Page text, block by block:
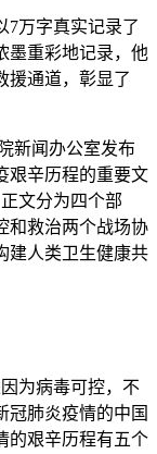
7万字真实记录了
墨重彩地记录，他
援通道，彰显了
新闻办公室发布
艰辛历程的重要文
文分为四个部
和救治两个战场协
建人类卫生健康共
为病毒可控，不
冠肺炎疫情的中国
的艰辛历程有五个